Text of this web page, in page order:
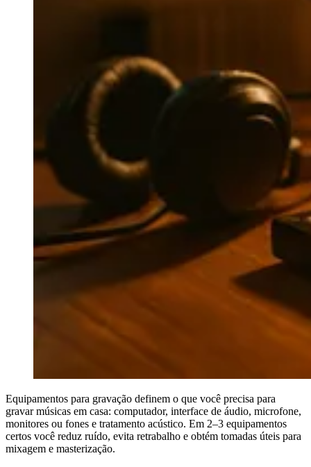
Equipamentos para gravação definem o que você precisa para
gravar músicas em casa: computador, interface de áudio, microfone,
monitores ou fones e tratamento acústico. Em 2–3 equipamentos
certos você reduz ruído, evita retrabalho e obtém tomadas úteis para
mixagem e masterização.